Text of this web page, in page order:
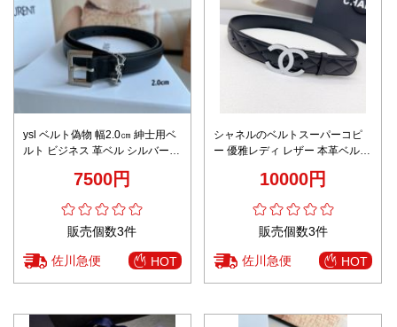
ysl ベルト偽物 幅2.0㎝ 紳士用ベ
ルト ビジネス 革ベル シルバーバ
7500円
販売個数3件
佐川急便 HOT
シャネルのベルトスーパーコピ
ー 優雅レディ レザー 本革ベルト
10000円
販売個数3件
佐川急便 HOT